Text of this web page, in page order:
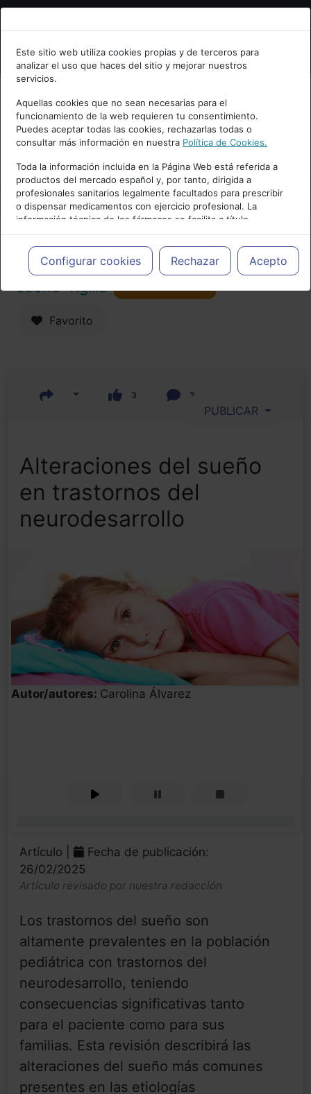
Bienvenid@ a psiquiatria.com
Escribe tu Email
Accede o regístrate con tu email.
Cancelar
Este sitio web utiliza cookies propias y de terceros para
analizar el uso que haces del sitio y mejorar nuestros
servicios.
Aquellas cookies que no sean necesarias para el
funcionamiento de la web requieren tu consentimiento.
Puedes aceptar todas las cookies, rechazarlas todas o
consultar más información en nuestra Política de Cookies.
Toda la información incluida en la Página Web está referida a
productos del mercado español y, por tanto, dirigida a
profesionales sanitarios legalmente facultados para prescribir
o dispensar medicamentos con ejercicio profesional. La
información técnica de los fármacos se facilita a título
meramente informativo, siendo responsabilidad de los
profesionales facultados prescribir medicamentos y decidir, en
cada caso concreto, el tratamiento más adecuado a las
necesidades del paciente.
Configurar cookies Rechazar Acepto
Actualidad y Artículos|Trastornos del
sueño-vigilia
Favorito
3 2
PUBLICAR
Alteraciones del sueño
en trastornos del
neurodesarrollo
Autor/autores: Carolina Álvarez
Artículo |
Fecha de publicación:
26/02/2025
Artículo revisado por nuestra redacción
Los trastornos del sueño son
altamente prevalentes en la población
pediátrica con trastornos del
neurodesarrollo, teniendo
consecuencias significativas tanto
para el paciente como para sus
familias. Esta revisión describirá las
alteraciones del sueño más comunes
presentes en las etiologías